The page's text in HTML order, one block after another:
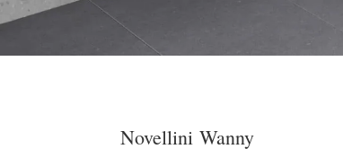
Novellini Wanny